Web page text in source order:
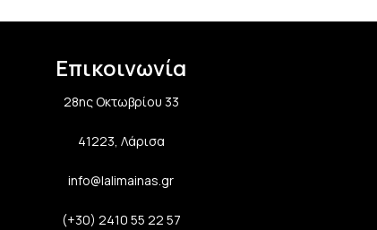
Επικοινωνία
28ης Οκτωβρίου 33
41223, Λάρισα
info@lalimainas.gr
(+30) 2410 55 22 57